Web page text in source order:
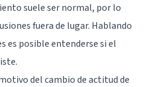
suele ser normal, por lo
fuera de lugar. Hablando
es posible entenderse si el
del cambio de actitud de